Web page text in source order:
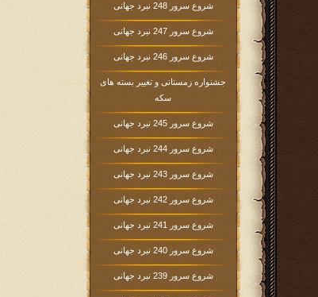
شروع سرور 248 نبرد جهانی
شروع سرور 247 نبرد جهانی
شروع سرور 246 نبرد جهانی
جشنواره زمستانی و تغییر بسته های
سکه
شروع سرور 245 نبرد جهانی
شروع سرور 244 نبرد جهانی
شروع سرور 243 نبرد جهانی
شروع سرور 242 نبرد جهانی
شروع سرور 241 نبرد جهانی
شروع سرور 240 نبرد جهانی
شروع سرور 239 نبرد جهانی